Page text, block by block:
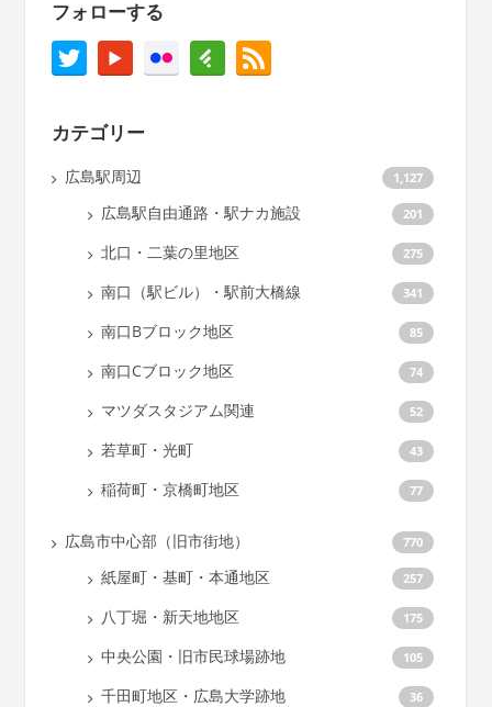
フォローする
カテゴリー
広島駅周辺 1,127
広島駅自由通路・駅ナカ施設 201
北口・二葉の里地区 275
南口（駅ビル）・駅前大橋線 341
南口Bブロック地区 85
南口Cブロック地区 74
マツダスタジアム関連 52
若草町・光町 43
稲荷町・京橋町地区 77
広島市中心部（旧市街地） 770
紙屋町・基町・本通地区 257
八丁堀・新天地地区 175
中央公園・旧市民球場跡地 105
千田町地区・広島大学跡地 36